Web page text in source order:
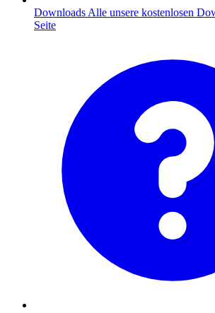
Downloads Alle unsere kostenlosen
Seite